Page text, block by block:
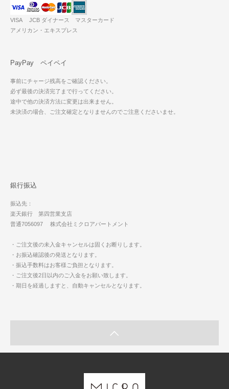
VISA JCB ダイナース マスターカード
アメリカン・エキスプレス
PayPay ペイペイ
事前にチャージ残高をご確認ください。
必ず最後の決済完了まで行ってください。
途中で他の決済方法に変更は出来ません。
未決済の場合、ご注文確定となりませんのでご注意くださいませ。
銀行振込
振込先：
楽天銀行 第四営業支店
普通7056097 株式会社ミクロアパートメント
・ご注文後の未入金キャンセルは固くお断りします。
・お振込確認後の発送となります。
・振込手数料はお客様ご負担となります。
・ご注文後2日以内のご入金をお願い致します。
・期日を経過しますと、自動キャンセルとなります。